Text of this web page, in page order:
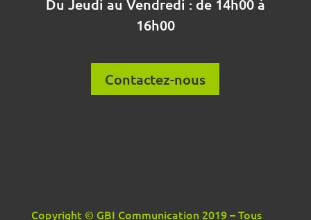
Du Jeudi au Vendredi : de 14h00 à
16h00
Contactez-nous
Copyright © GBI Communication 2019 – Tous